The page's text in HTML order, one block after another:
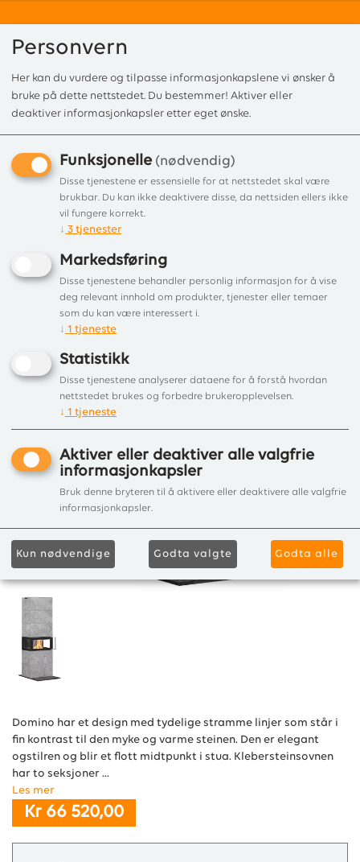
Forside/ Produkter/Peisovn og Vedovn/Klebersteinsovner
DOMINO 2+3
Stilren klebersteinsovn
Domino har et design med tydelige stramme linjer som står i
fin kontrast til den myke og varme steinen. Den er elegant
ogstilren og blir et flott midtpunkt i stua. Klebersteinsovnen
har to seksjoner ...
Les mer
Kr 66 520,00
Personvern
Her kan du vurdere og tilpasse informasjonkapslene vi ønsker å
bruke på dette nettstedet. Du bestemmer! Aktiver eller
deaktiver informasjonkapsler etter eget ønske.
Funksjonelle (nødvendig)
Disse tjenestene er essensielle for at nettstedet skal være
brukbar. Du kan ikke deaktivere disse, da nettsiden ellers ikke
vil fungere korrekt.
↓ 3 tjenester
Markedsføring
Disse tjenestene behandler personlig informasjon for å vise
deg relevant innhold om produkter, tjenester eller temaer
som du kan være interessert i.
↓ 1 tjeneste
Statistikk
Disse tjenestene analyserer dataene for å forstå hvordan
nettstedet brukes og forbedre brukeropplevelsen.
↓ 1 tjeneste
Aktiver eller deaktiver alle valgfrie
informasjonkapsler
Bruk denne bryteren til å aktivere eller deaktivere alle valgfrie
informasjonkapsler.
Kun nødvendige Godta valgte Godta alle